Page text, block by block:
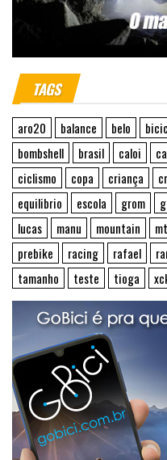
TAGS
aro20 balance belo
bombshell
brasil caloi
ciclismo
copa criança
equilibrio
escola grom
lucas
manu mountain
prebike
racing rafael
tamanho
teste tioga